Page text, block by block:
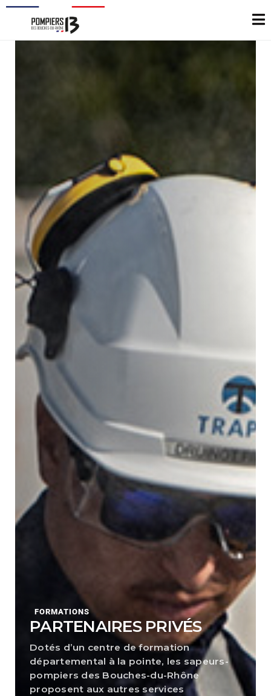
FORMATIONS
PARTENAIRES PRIVÉS
Dotés d’un centre de formation
départemental à la pointe, les sapeurs-
pompiers des Bouches-du-Rhône
proposent aux autres services